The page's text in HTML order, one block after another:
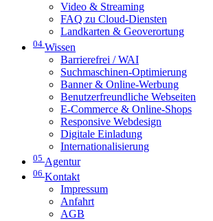
Video & Streaming
FAQ zu Cloud-Diensten
Landkarten & Geoverortung
04 Wissen
Barrierefrei / WAI
Suchmaschinen-Optimierung
Banner & Online-Werbung
Benutzerfreundliche Webseiten
E-Commerce & Online-Shops
Responsive Webdesign
Digitale Einladung
Internationalisierung
05 Agentur
06 Kontakt
Impressum
Anfahrt
AGB